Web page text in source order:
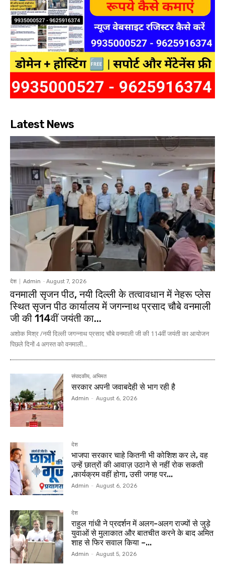
Latest News
देश Admin - August 7, 2026
वनमाली सृजन पीठ, नयी दिल्ली के तत्वावधान में नेहरू प्लेस
स्थित सृजन पीठ कार्यालय में जगन्नाथ प्रसाद चौबे वनमाली
जी की 114वीं जयंती का...
अशोक मिश्र /नयी दिल्ली जगन्नाथ प्रसाद चौबे वनमाली जी की 114वीं जयंती का आयोजन
पिछले दिनों 4 अगस्त को वनमाली...
संपादकीय, अभिमत
सरकार अपनी जवाबदेही से भाग रही है
Admin - August 6, 2026
देश
भाजपा सरकार चाहे कितनी भी कोशिश कर ले, वह
उन्हें छात्रों की आवाज़ उठाने से नहीं रोक सकती
,कार्यक्रम वहीं होगा, उसी जगह पर...
Admin - August 6, 2026
देश
राहुल गांधी ने प्रदर्शन में अलग-अलग राज्यों से जुड़े
युवाओं से मुलाकात और बातचीत करने के बाद अमित
शाह से फिर सवाल किया –...
Admin - August 5, 2026